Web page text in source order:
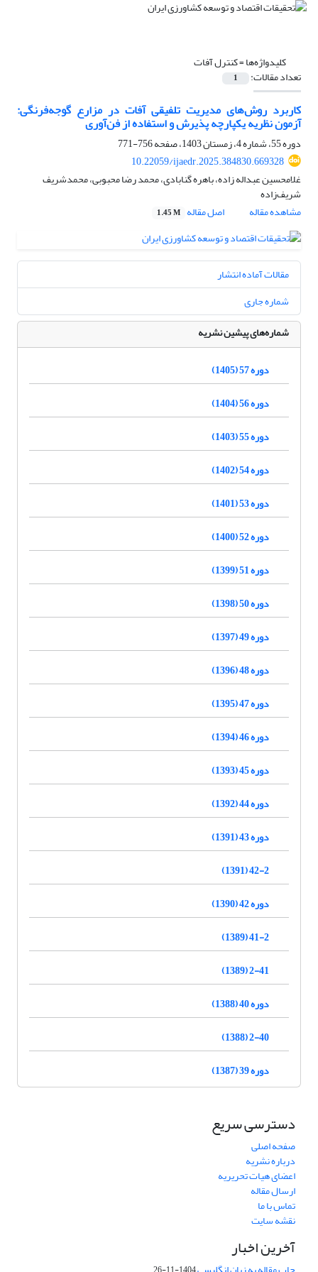
کلیدواژه‌ها =کنترل آفات
تعداد مقالات: 1
کاربرد روش‌های مدیریت تلفیقی آفات در مزارع گوجه‌فرنگی:
آزمون نظریه یکپارچه پذیرش و استفاده از فن‌آوری
دوره 55، شماره 4، زمستان 1403، صفحه
756-771
10.22059/ijaedr.2025.384830.669328
غلامحسین عبداله زاده، باهره گنابادی، محمد رضا محبوبی، محمدشریف
شریف‌زاده
مشاهده مقاله
اصل مقاله 1.45 M
مقالات آماده انتشار
شماره جاری
شماره‌های پیشین نشریه
دوره 57 (1405)
دوره 56 (1404)
دوره 55 (1403)
دوره 54 (1402)
دوره 53 (1401)
دوره 52 (1400)
دوره 51 (1399)
دوره 50 (1398)
دوره 49 (1397)
دوره 48 (1396)
دوره 47 (1395)
دوره 46 (1394)
دوره 45 (1393)
دوره 44 (1392)
دوره 43 (1391)
42-2 (1391)
دوره 42 (1390)
41-2 (1389)
2-41 (1389)
دوره 40 (1388)
2-40 (1388)
دوره 39 (1387)
دسترسی سریع
صفحه اصلی
درباره نشریه
اعضای هیات تحریریه
ارسال مقاله
تماس با ما
نقشه سایت
آخرین اخبار